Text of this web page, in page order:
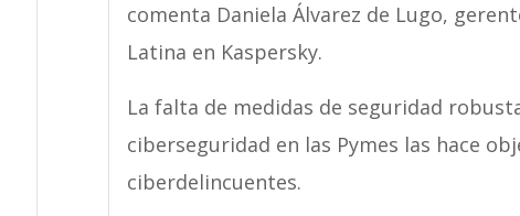
comenta Daniela Álvarez de Lugo,
Latina en Kaspersky.
La falta de medidas de seguridad
ciberseguridad en las Pymes las hace
ciberdelincuentes.